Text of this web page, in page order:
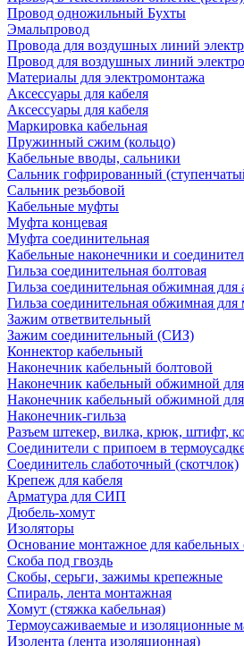
Провод одножильный Бухты
Эмальпровод
Провода для воздушных линий
Провод для воздушных линий
Материалы для электромонтажа
Аксессуары для кабеля
Аксессуары для кабеля
Маркировка кабельная
Пружинный сжим (кольцо)
Кабельные вводы, сальники
Сальник гофрированный
Сальник резьбовой
Кабельные муфты
Муфта концевая
Муфта соединительная
Кабельные наконечники и
Гильза соединительная болтовая
Гильза соединительная обжимная
Гильза соединительная обжимная для
Зажим ответвительный
Зажим соединительный (СИЗ)
Коннектор кабельный
Наконечник кабельный болтовой
Наконечник кабельный обжимной
Наконечник кабельный обжимной
Наконечник-гильза
Разъем штекер, вилка, крюк, штифт,
Соединители с припоем в
Соединитель слаботочный (скотчлок)
Крепеж для кабеля
Арматура для СИП
Дюбель-хомут
Изоляторы
Основание монтажное для кабельных
Скоба под гвоздь
Скобы, серьги, зажимы крепежные
Спираль, лента монтажная
Хомут (стяжка кабельная)
Термоусаживаемые и изоляционные
Изолента (лента изоляционная)